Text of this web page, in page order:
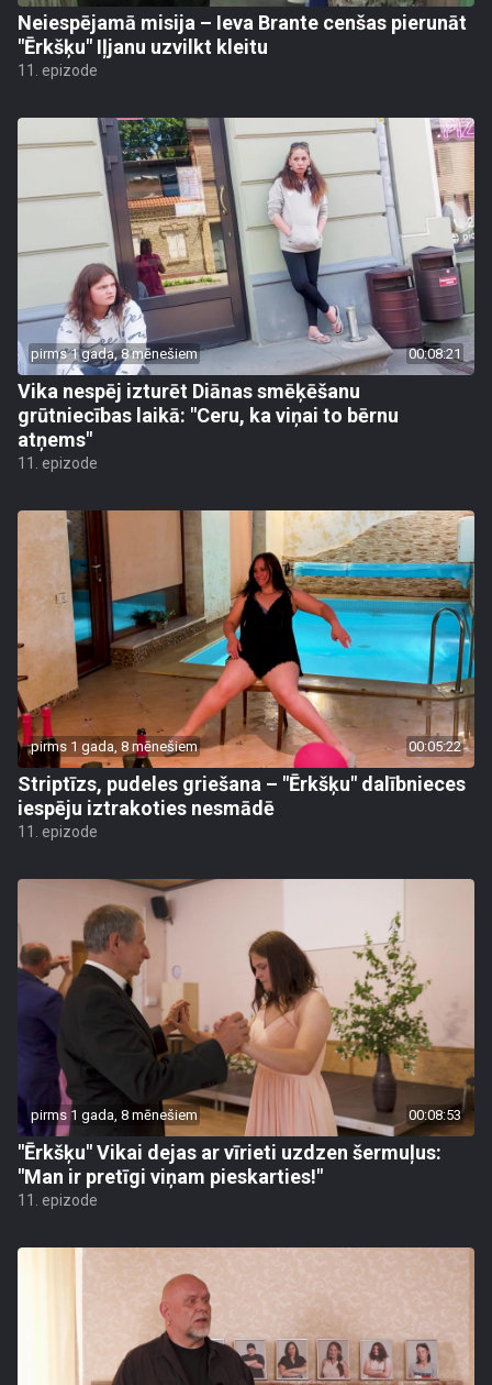
Neiespējamā misija – Ieva Brante cenšas pierunāt
"Ērkšķu" Iļjanu uzvilkt kleitu
11. epizode
pirms 1 gada, 8 mēnešiem 00:08:21
Vika nespēj izturēt Diānas smēķēšanu
grūtniecības laikā: "Ceru, ka viņai to bērnu
atņems"
11. epizode
pirms 1 gada, 8 mēnešiem 00:05:22
Striptīzs, pudeles griešana – "Ērkšķu" dalībnieces
iespēju iztrakoties nesmādē
11. epizode
pirms 1 gada, 8 mēnešiem 00:08:53
"Ērkšķu" Vikai dejas ar vīrieti uzdzen šermuļus:
"Man ir pretīgi viņam pieskarties!"
11. epizode